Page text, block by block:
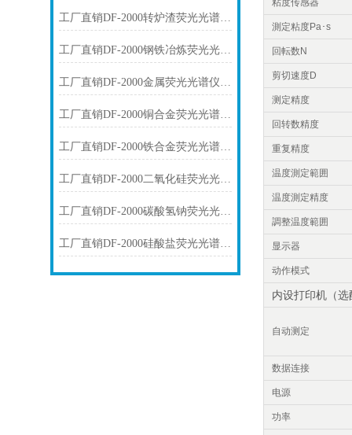
工厂直销DF-2000转炉渣荧光光谱仪技术参数
工厂直销DF-2000钢铁冶炼荧光光谱仪技术参数
工厂直销DF-2000金属荧光光谱仪技术参数
工厂直销DF-2000铜合金荧光光谱仪技术参数
工厂直销DF-2000铁合金荧光光谱仪技术参数
工厂直销DF-2000二氧化硅荧光光谱仪技术参数
工厂直销DF-2000碳酸氢钠荧光光谱仪技术参数
工厂直销DF-2000硅酸盐荧光光谱仪技术参数
粘度传感器
測定粘度Pa･s
回転数N
剪切速度D
测定精度
回转数精度
重复精度
温度測定範囲
温度測定精度
調整温度範囲
显示器
动作模式
内设打印机（选
自动测定
数据连接
电源
功率